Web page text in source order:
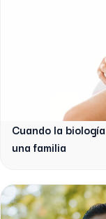
Cuando la
una familia